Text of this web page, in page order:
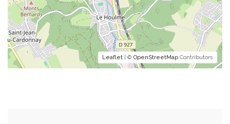
Leaflet | © OpenStreetMap Contributors